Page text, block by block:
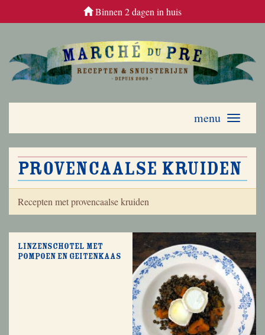
Binnen 2 dagen in huis
Toggle
menu
provencaalse kruiden
Recepten met provencaalse kruiden
Linzenschotel met
pompoen en geitenkaas